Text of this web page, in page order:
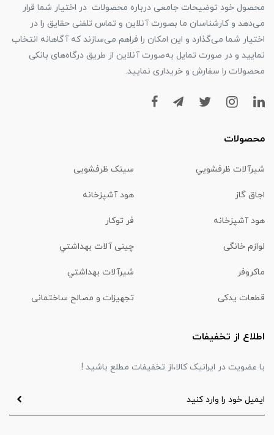
محصول خود توضیحات جامعی درباره محصولات در اختیار شما قرار
می‌دهد و کارشناسان ما بصورت آنلاین و تماس تلفنی حقایق را در
اختیار شما می‌گذارد و این امکان را فراهم می‌سازند که آگاهانه انتخاب
نمایید و در صورت تمایل به‌صورت آنلاین از طریق درگاه‌های بانکی
محصولات را سفارش و خریداری نمایید.
محصولات
شیرآلات ظرفشويي سینک ظرفشویی
اجاق گاز هود آشپزخانه
هود آشپزخانه فر توکار
لوازم خانگی چینی آلات بهداشتي
ماكروفر شیرآلات بهداشتي
قطعات یدکی تجهیزات و مصالح ساختمانی
اطلاع از تخفیفات
با عضویت در ایرانیک کالا،از تخفیفات مطلع باشید !